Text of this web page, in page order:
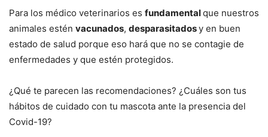
Para los médico veterinarios es fundamentalque nuestros
animales estén vacunados, desparasitadosy en buen
estado de salud porque eso hará que no se contagie de
enfermedades y que estén protegidos.
¿Qué te parecen las recomendaciones? ¿Cuáles son tus
hábitos de cuidado con tu mascota ante la presencia del
Covid-19?